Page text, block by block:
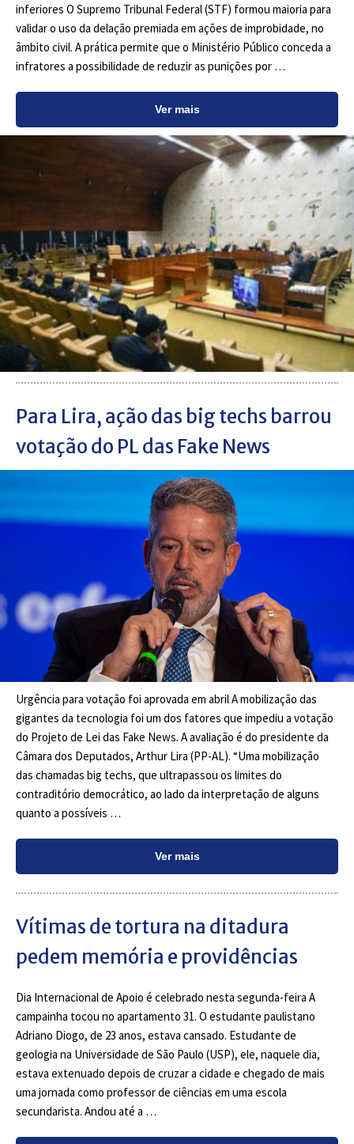
inferiores O Supremo Tribunal Federal (STF) formou maioria para
validar o uso da delação premiada em ações de improbidade, no
âmbito civil. A prática permite que o Ministério Público conceda a
infratores a possibilidade de reduzir as punições por …
Ver mais
Para Lira, ação das big techs barrou
votação do PL das Fake News
Urgência para votação foi aprovada em abril A mobilização das
gigantes da tecnologia foi um dos fatores que impediu a votação
do Projeto de Lei das Fake News. A avaliação é do presidente da
Câmara dos Deputados, Arthur Lira (PP-AL). “Uma mobilização
das chamadas big techs, que ultrapassou os limites do
contraditório democrático, ao lado da interpretação de alguns
quanto a possíveis …
Ver mais
Vítimas de tortura na ditadura
pedem memória e providências
Dia Internacional de Apoio é celebrado nesta segunda-feira A
campainha tocou no apartamento 31. O estudante paulistano
Adriano Diogo, de 23 anos, estava cansado. Estudante de
geologia na Universidade de São Paulo (USP), ele, naquele dia,
estava extenuado depois de cruzar a cidade e chegado de mais
uma jornada como professor de ciências em uma escola
secundarista. Andou até a …